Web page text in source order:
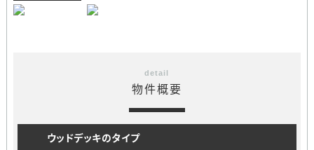
detail
物件概要
ウッドデッキのタイプ